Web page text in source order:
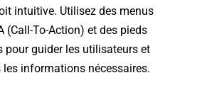
intuitive. Utilisez des menus
(Call-To-Action) et des pieds
pour guider les utilisateurs et
informations nécessaires.